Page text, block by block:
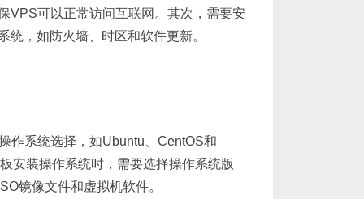
VPS可以正常访问互联网。其次，需要安
，如防火墙、时区和软件更新。
作系统选择，如Ubuntu、CentOS和
安装操作系统时，需要选择操作系统版
镜像文件和虚拟机软件。